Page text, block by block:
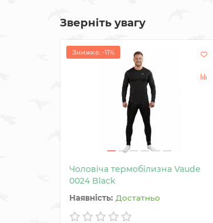
Зверніть увагу
Знижка: -11%
Чоловіча термобілизна Vaude
0024 Black
Достатньо